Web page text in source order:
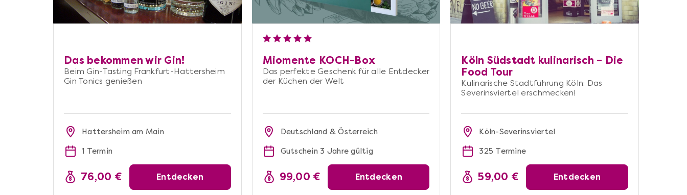
Das bekommen wir Gin!
Beim Gin-Tasting Frankfurt-Hattersheim
Gin Tonics genießen
Hattersheim am Main
1 Termin
76,00 € Entdecken
Miomente KOCH-Box
Das perfekte Geschenk für alle Entdecker
der Küchen der Welt
Deutschland & Österreich
Gutschein 3 Jahre gültig
99,00 € Entdecken
Köln Südstadt kulinarisch – Die
Food Tour
Kulinarische Stadtführung Köln: Das
Severinsviertel erschmecken!
Köln-Severinsviertel
325 Termine
59,00 € Entdecken